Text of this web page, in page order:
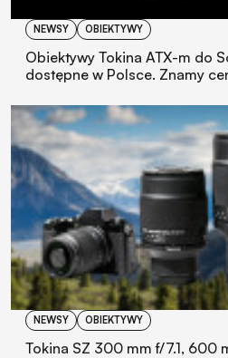
NEWSY OBIEKTYWY
Obiektywy Tokina ATX-m do
dostępne w Polsce. Znamy
NEWSY OBIEKTYWY
Tokina SZ 300 mm f/7.1, 600